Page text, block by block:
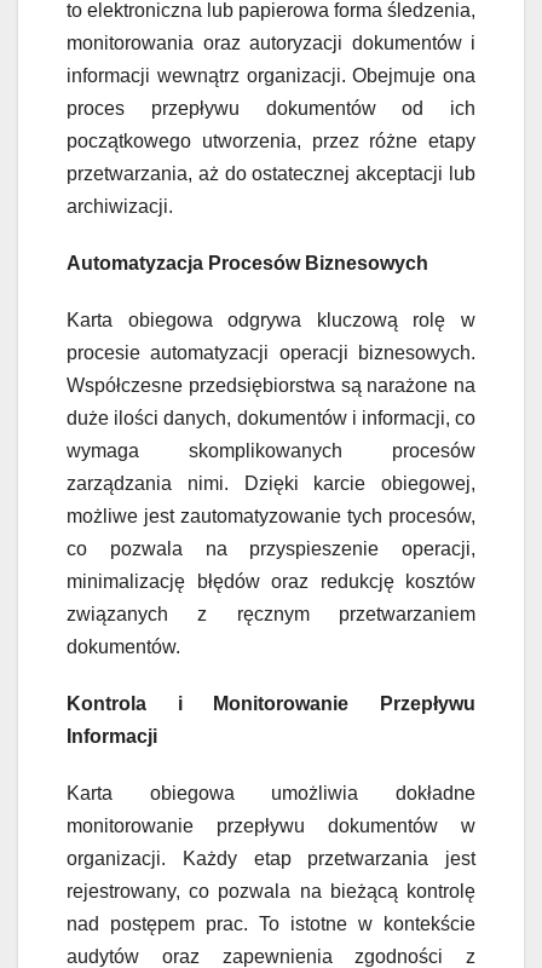
to elektroniczna lub papierowa forma śledzenia,
monitorowania oraz autoryzacji dokumentów i
informacji wewnątrz organizacji. Obejmuje ona
proces przepływu dokumentów od ich
początkowego utworzenia, przez różne etapy
przetwarzania, aż do ostatecznej akceptacji lub
archiwizacji.
Automatyzacja Procesów Biznesowych
Karta obiegowa odgrywa kluczową rolę w
procesie automatyzacji operacji biznesowych.
Współczesne przedsiębiorstwa są narażone na
duże ilości danych, dokumentów i informacji, co
wymaga skomplikowanych procesów
zarządzania nimi. Dzięki karcie obiegowej,
możliwe jest zautomatyzowanie tych procesów,
co pozwala na przyspieszenie operacji,
minimalizację błędów oraz redukcję kosztów
związanych z ręcznym przetwarzaniem
dokumentów.
Kontrola i Monitorowanie Przepływu
Informacji
Karta obiegowa umożliwia dokładne
monitorowanie przepływu dokumentów w
organizacji. Każdy etap przetwarzania jest
rejestrowany, co pozwala na bieżącą kontrolę
nad postępem prac. To istotne w kontekście
audytów oraz zapewnienia zgodności z